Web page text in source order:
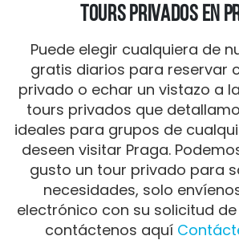
TOURS PRIVADOS EN
Puede elegir cualquiera de
gratis diarios para reservar
privado o echar un vistazo a
tours privados que
ideales para grupos de
deseen visitar Praga.
gusto un tour privado para
necesidades, solo
electrónico con su solicitud
contáctenos aquí